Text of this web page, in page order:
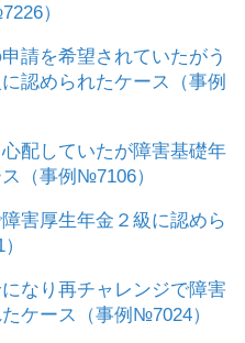
）
請を希望されていたがう
認められたケース（事例
配していたが障害基礎年
（事例№7106）
害厚生年金２級に認めら
なり再チャレンジで障害
ケース（事例№7024）